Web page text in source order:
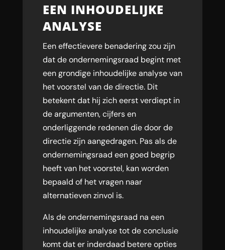
EEN INHOUDELIJKE
ANALYSE
Een effectievere benadering zou zijn
dat de ondernemingsraad begint met
een grondige inhoudelijke analyse van
het voorstel van de directie. Dit
betekent dat hij zich eerst verdiept in
de argumenten, cijfers en
onderliggende redenen die door de
directie zijn aangedragen. Pas als de
ondernemingsraad een goed begrip
heeft van het voorstel, kan worden
bepaald of het vragen naar
alternatieven zinvol is.
Als de ondernemingsraad na een
inhoudelijke analyse tot de conclusie
komt dat er inderdaad betere opties